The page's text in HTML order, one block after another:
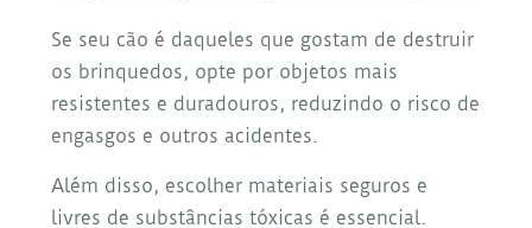
Se seu cão é daqueles que gostam de destruir
os brinquedos, opte por objetos mais
resistentes e duradouros, reduzindo o risco de
engasgos e outros acidentes.
Além disso, escolher materiais seguros e
livres de substâncias tóxicas é essencial.